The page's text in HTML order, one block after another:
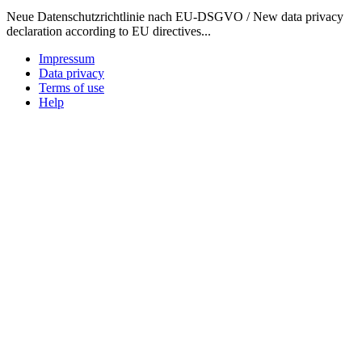
Neue Datenschutzrichtlinie nach EU-DSGVO / New data privacy
declaration according to EU directives...
Impressum
Data privacy
Terms of use
Help